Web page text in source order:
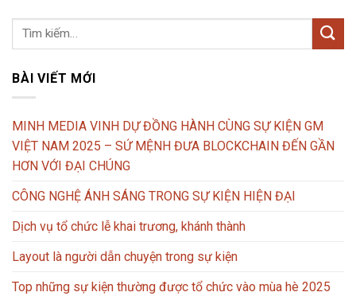
BÀI VIẾT MỚI
MINH MEDIA VINH DỰ ĐỒNG HÀNH CÙNG SỰ KIỆN GM
VIỆT NAM 2025 – SỨ MỆNH ĐƯA BLOCKCHAIN ĐẾN GẦN
HƠN VỚI ĐẠI CHÚNG
CÔNG NGHỆ ÁNH SÁNG TRONG SỰ KIỆN HIỆN ĐẠI
Dịch vụ tổ chức lễ khai trương, khánh thành
Layout là người dẫn chuyện trong sự kiện
Top những sự kiện thường được tổ chức vào mùa hè 2025